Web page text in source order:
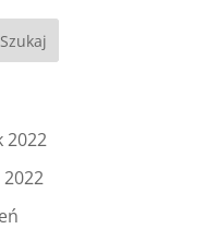
2022
2022